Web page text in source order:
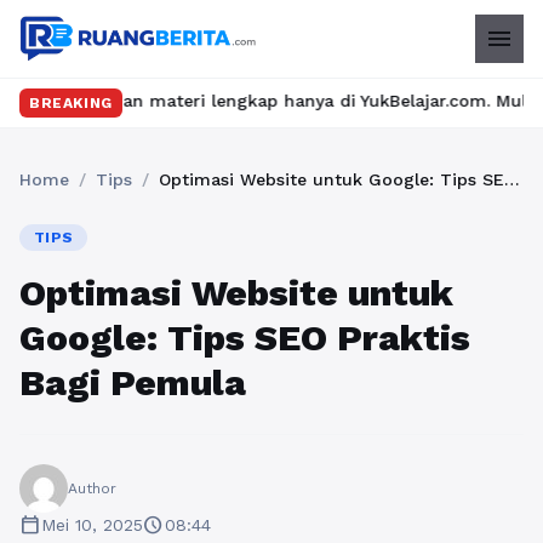
menu
BREAKING
materi lengkap hanya di YukBelajar.com. Mulai langkah
Home / Tips / Optimasi Website untuk Google: Tips SEO Praktis Bagi Pemula
TIPS
Optimasi Website untuk
Google: Tips SEO Praktis
Bagi Pemula
Author
calendar_todayMei 10, 2025schedule08:44